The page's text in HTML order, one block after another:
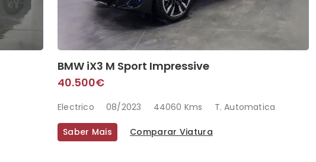
BMW iX3 M Sport Impressive
40.500€
Electrico 08/2023 44060 Kms T. Automatica
Saber Mais Comparar Viatura